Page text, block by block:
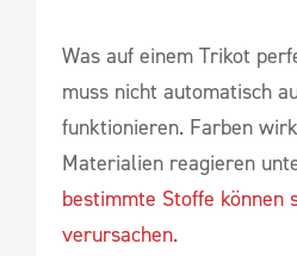
Was auf einem Trikot
muss nicht automatisch
funktionieren. Farben
Materialien reagieren
bestimmte Stoffe können
verursachen.